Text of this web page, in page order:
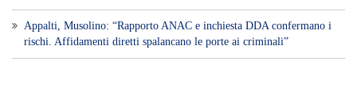
​Appalti, Musolino: “Rapporto ANAC e inchiesta DDA confermano i
rischi. Affidamenti diretti spalancano le porte ai criminali”